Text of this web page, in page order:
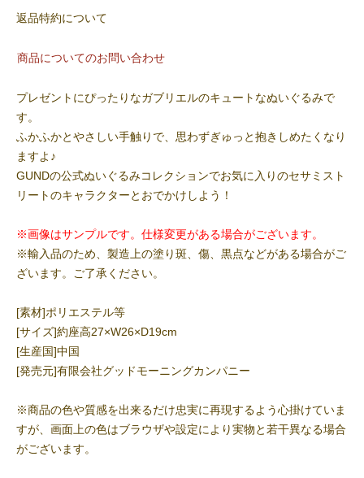
返品特約について
商品についてのお問い合わせ
プレゼントにぴったりなガブリエルのキュートなぬいぐるみで
す。
ふかふかとやさしい手触りで、思わずぎゅっと抱きしめたくなり
ますよ♪
GUNDの公式ぬいぐるみコレクションでお気に入りのセサミスト
リートのキャラクターとおでかけしよう！
※画像はサンプルです。仕様変更がある場合がございます。
※輸入品のため、製造上の塗り斑、傷、黒点などがある場合がご
ざいます。ご了承ください。
[素材]ポリエステル等
[サイズ]約座高27×W26×D19cm
[生産国]中国
[発売元]有限会社グッドモーニングカンパニー
※商品の色や質感を出来るだけ忠実に再現するよう心掛けていま
すが、画面上の色はブラウザや設定により実物と若干異なる場合
がございます。